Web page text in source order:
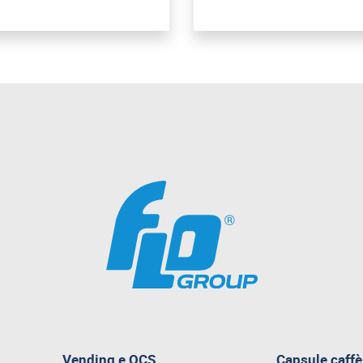
Vending e OCSpagina Capsule caffè